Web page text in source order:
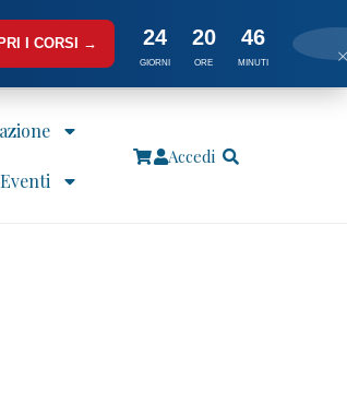
I CORSI → 24
GIORNI
20
ORE
46
MINUTI ×
Eventi
Accedi